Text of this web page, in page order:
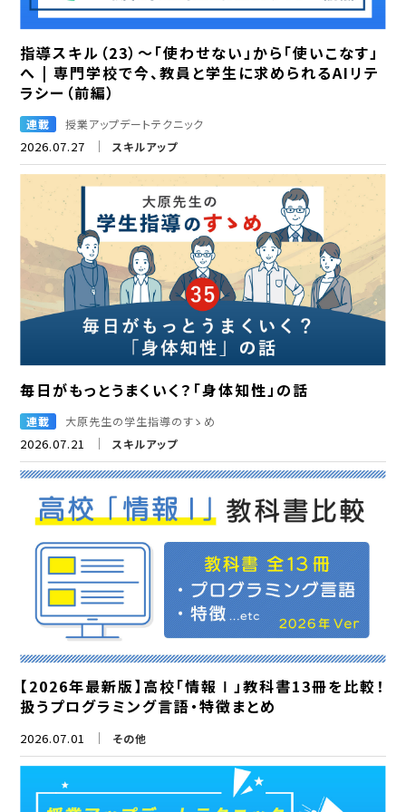
指導スキル（23）～「使わせない」から「使いこなす」
へ | 専門学校で今、教員と学生に求められるAIリテ
ラシー（前編）
2026.07.27 スキルアップ
連載 授業アップデートテクニック
毎日がもっとうまくいく？「身体知性」の話
2026.07.21 スキルアップ
連載 大原先生の学生指導のすゝめ
【2026年最新版】高校「情報Ⅰ」教科書13冊を比較！
扱うプログラミング言語・特徴まとめ
2026.07.01 その他